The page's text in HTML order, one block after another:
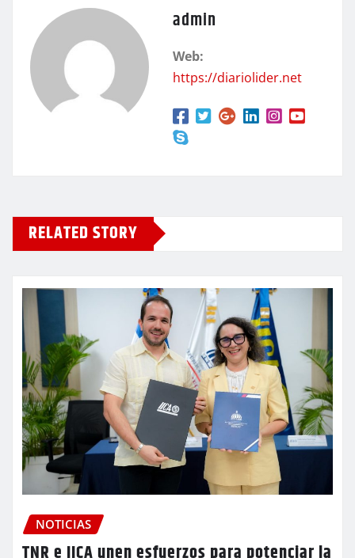
admin
Web:
https://diariolider.net
RELATED STORY
NOTICIAS